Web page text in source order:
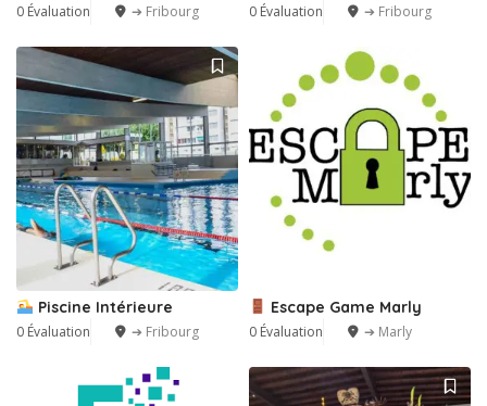
0 Évaluation ➔ Fribourg 0 Évaluation ➔ Fribourg
Piscine Intérieure
0 Évaluation ➔ Fribourg
Escape Game Marly
0 Évaluation ➔ Marly